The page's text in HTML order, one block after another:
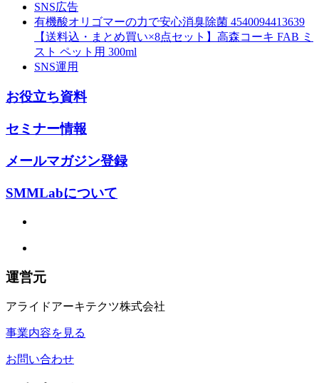
SNS広告
有機酸オリゴマーの力で安心消臭除菌 4540094413639
【送料込・まとめ買い×8点セット】高森コーキ FAB ミ
スト ペット用 300ml
SNS運用
お役立ち資料
セミナー情報
メールマガジン登録
SMMLabについて
運営元
アライドアーキテクツ株式会社
事業内容を見る
お問い合わせ